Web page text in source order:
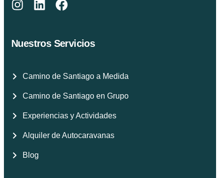
Nuestros Servicios
Camino de Santiago a Medida
Camino de Santiago en Grupo
Experiencias y Actividades
Alquiler de Autocaravanas
Blog